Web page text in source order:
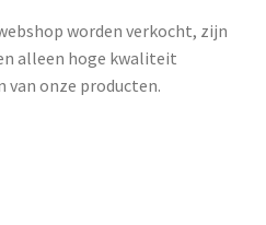
worden verkocht, zijn
alleen hoge kwaliteit
onze producten.